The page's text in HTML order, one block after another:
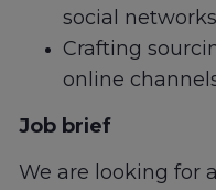
social networks
Crafting
online
Job brief
We are looking for